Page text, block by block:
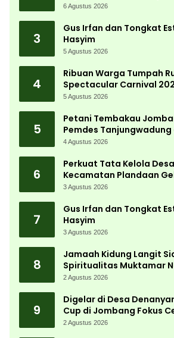
Ribuan Pengunjung
6 Agustus 2026
3
Gus Irfan dan Tongkat
Hasyim
5 Agustus 2026
4
Ribuan Warga Tumpah
Spectacular Carnival
Kemerdekaan Terbesar
5 Agustus 2026
5
Petani Tembakau
Pemdes
Bergerak Cepat
4 Agustus 2026
6
Perkuat Tata Kelola
Kecamatan Plandaan
Aparatur Pemdes
3 Agustus 2026
7
Gus Irfan dan Tongkat
Hasyim
3 Agustus 2026
8
Jamaah Kidung Langit
Spiritualitas Muktamar
2 Agustus 2026
9
Digelar di Desa
Cup di Jombang Fokus
Menembak Berprestasi
2 Agustus 2026